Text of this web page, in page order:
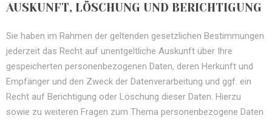
AUSKUNFT, LÖSCHUNG UND BERICHTIGUNG
Sie haben im Rahmen der geltenden gesetzlichen Bestimmungen
jederzeit das Recht auf unentgeltliche Auskunft über Ihre
gespeicherten personenbezogenen Daten, deren Herkunft und
Empfänger und den Zweck der Datenverarbeitung und ggf. ein
Recht auf Berichtigung oder Löschung dieser Daten. Hierzu
sowie zu weiteren Fragen zum Thema personenbezogene Daten